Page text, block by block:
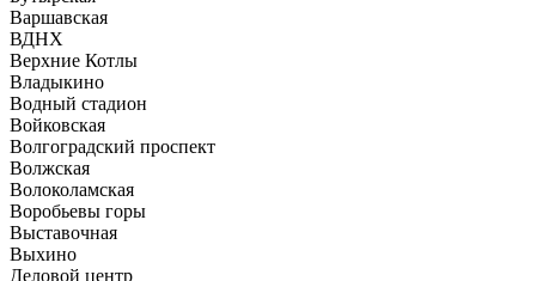
Варшавская
ВДНХ
Верхние Котлы
Владыкино
Водный стадион
Войковская
Волгоградский проспект
Волжская
Волоколамская
Воробьевы горы
Выставочная
Выхино
Деловой центр